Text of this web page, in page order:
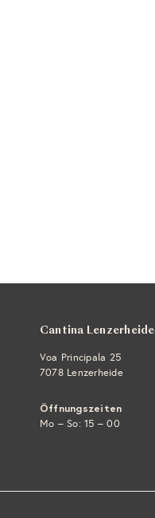
Cantina Lenzerheide
Voa Principala 25
7078 Lenzerheide
Öffnungszeiten
Mo – So: 15 – 00